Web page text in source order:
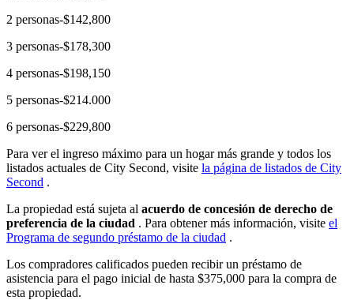
2 personas-$142,800
3 personas-$178,300
4 personas-$198,150
5 personas-$214.000
6 personas-$229,800
Para ver el ingreso máximo para un hogar más grande y todos los
listados actuales de City Second, visite la página de listados de City
Second .
La propiedad está sujeta al acuerdo de concesión de derecho de
preferencia de la ciudad . Para obtener más información, visite el
Programa de segundo préstamo de la ciudad .
Los compradores calificados pueden recibir un préstamo de
asistencia para el pago inicial de hasta $375,000 para la compra de
esta propiedad.